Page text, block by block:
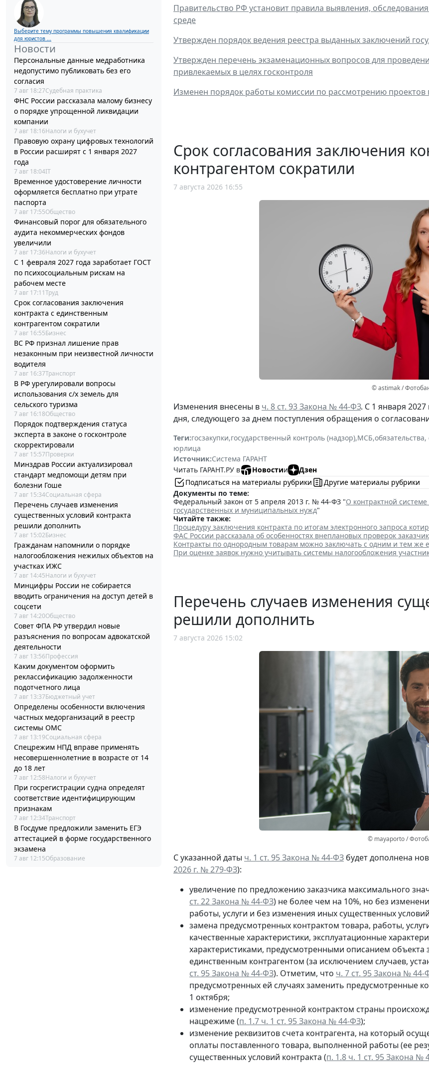
Выберите тему программы повышения квалификации
для юристов ...
Новости
Персональные данные медработника
недопустимо публиковать без его
согласия
7 авг 18:27Судебная практика
ФНС России рассказала малому бизнесу
о порядке упрощенной ликвидации
компании
7 авг 18:16Налоги и бухучет
Правовую охрану цифровых технологий
в России расширят с 1 января 2027
года
7 авг 18:04IT
Временное удостоверение личности
оформляется бесплатно при утрате
паспорта
7 авг 17:55Общество
Финансовый порог для обязательного
аудита некоммерческих фондов
увеличили
7 авг 17:36Налоги и бухучет
С 1 февраля 2027 года заработает ГОСТ
по психосоциальным рискам на
рабочем месте
7 авг 17:11Труд
Срок согласования заключения
контракта с единственным
контрагентом сократили
7 авг 16:55Бизнес
ВС РФ признал лишение прав
незаконным при неизвестной личности
водителя
7 авг 16:37Транспорт
В РФ урегулировали вопросы
использования с/х земель для
сельского туризма
7 авг 16:18Общество
Порядок подтверждения статуса
эксперта в законе о госконтроле
скорректировали
7 авг 15:57Проверки
Минздрав России актуализировал
стандарт медпомощи детям при
болезни Гоше
7 авг 15:34Социальная сфера
Перечень случаев изменения
существенных условий контракта
решили дополнить
7 авг 15:02Бизнес
Гражданам напомнили о порядке
налогообложения нежилых объектов на
участках ИЖС
7 авг 14:45Налоги и бухучет
Минцифры России не собирается
вводить ограничения на доступ детей в
соцсети
7 авг 14:20Общество
Совет ФПА РФ утвердил новые
разъяснения по вопросам адвокатской
деятельности
7 авг 13:56Профессия
Каким документом оформить
реклассификацию задолженности
подотчетного лица
7 авг 13:37Бюджетный учет
Определены особенности включения
частных медорганизаций в реестр
системы ОМС
7 авг 13:19Социальная сфера
Спецрежим НПД вправе применять
несовершеннолетние в возрасте от 14
до 18 лет
7 авг 12:58Налоги и бухучет
При госрегистрации судна определят
соответствие идентифицирующим
признакам
7 авг 12:34Транспорт
В Госдуме предложили заменить ЕГЭ
аттестацией в форме государственного
экзамена
7 авг 12:15Образование
Правительство РФ установит правила выявления,
среде
Утвержден порядок ведения реестра выданных заключений
Утвержден перечень экзаменационных вопросов для
привлекаемых в целях госконтроля
Изменен порядок работы комиссии по рассмотрению
Срок согласования заключения
контрагентом сократили
7 августа 2026 16:55
© astimak /
Изменения внесены в ч. 8 ст. 93 Закона № 44-ФЗ. С 1 января 2027
дня, следующего за днем поступления обращения о
Теги:госзакупки,государственный контроль (надзор),МСБ,обязательства,
юрлица
Источник:Система ГАРАНТ
Читать ГАРАНТ.РУ в
Новостии
Дзен
Подписаться на материалы рубрики
Другие материалы рубрики
Документы по теме:
Федеральный закон от 5 апреля 2013 г. № 44-ФЗ "О контрактной системе
государственных и муниципальных нужд"
Читайте также:
Процедуру заключения контракта по итогам электронного запроса
ФАС России рассказала об особенностях внеплановых проверок
Контракты по однородным товарам можно заключать с одним и тем же
При оценке заявок нужно учитывать системы налогообложения
Перечень случаев изменения
решили дополнить
7 августа 2026 15:02
© mayaporto /
С указанной даты ч. 1 ст. 95 Закона № 44-ФЗ будет дополнена
2026 г. № 279-ФЗ):
увеличение по предложению заказчика максимального
ст. 22 Закона № 44-ФЗ) не более чем на 10%, но без
работы, услуги и без изменения иных существенных
замена предусмотренных контрактом товара, работы,
качественные характеристики, эксплуатационные
характеристиками, предусмотренными описанием объекта
единственным контрагентом (за исключением случаев,
ст. 95 Закона № 44-ФЗ). Отметим, что ч. 7 ст. 95 Закона № 44-
предусмотренных ей случаях заменить предусмотренные
1 октября;
изменение предусмотренной контрактом страны
нацрежиме (п. 1.7 ч. 1 ст. 95 Закона № 44-ФЗ);
изменение реквизитов счета контрагента, на который
оплаты поставленного товара, выполненной работы (ее
существенных условий контракта (п. 1.8 ч. 1 ст. 95 Закона №